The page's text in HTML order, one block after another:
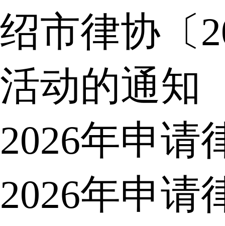
绍市律协〔
活动的通知
2026年申请
2026年申请